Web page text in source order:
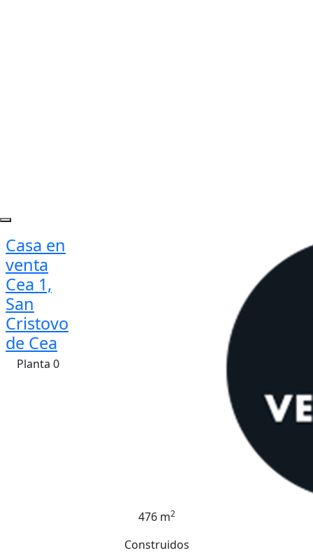
Casa en
venta
Cea 1,
San
Cristovo
de Cea
Planta 0
476 m2
Construidos